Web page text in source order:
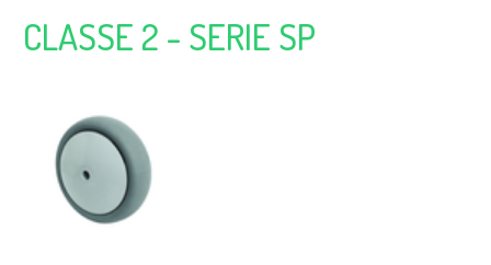
CLASSE 2 - SERIE SP